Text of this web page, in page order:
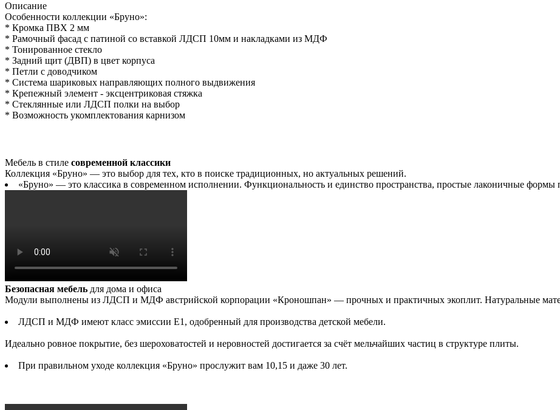
Описание
Особенности коллекции «Бруно»:
* Кромка ПВХ 2 мм
* Рамочный фасад с патиной со вставкой ЛДСП 10мм и накладками из МДФ
* Тонированное стекло
* Задний щит (ДВП) в цвет корпуса
* Петли с доводчиком
* Система шариковых направляющих полного выдвижения
* Крепежный элемент - эксцентриковая стяжка
* Стеклянные или ЛДСП полки на выбор
* Возможность укомплектования карнизом
Мебель в стиле современной классики
Коллекция «Бруно» — это выбор для тех, кто в поиске традиционных, но актуальных решений.
«Бруно» — это классика в современном исполнении. Функциональность и единство пространства, простые лаконичные
Безопасная мебель для дома и офиса
Модули выполнены из ЛДСП и МДФ австрийской корпорации «Кроношпан» — прочных и практичных экоплит. Натуральные
ЛДСП и МДФ имеют класс эмиссии Е1, одобренный для производства детской мебели.
Идеально ровное покрытие, без шероховатостей и неровностей достигается за счёт мельчайших частиц в структуре плиты.
При правильном уходе коллекция «Бруно» прослужит вам 10,15 и даже 30 лет.